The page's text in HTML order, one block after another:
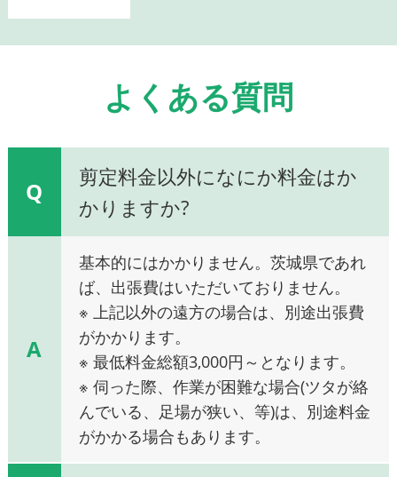
よくある質問
Q
剪定料金以外になにか料金はか
かりますか?
A
基本的にはかかりません。茨城県であれ
ば、出張費はいただいておりません。
※ 上記以外の遠方の場合は、別途出張費
がかかります。
※ 最低料金総額3,000円～となります。
※ 伺った際、作業が困難な場合(ツタが絡
んでいる、足場が狭い、等)は、別途料金
がかかる場合もあります。